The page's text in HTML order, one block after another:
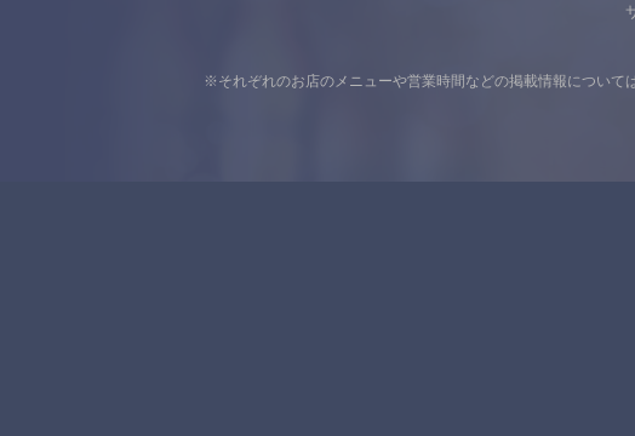
※それぞれのお店のメニューや営業時間などの掲載情報については